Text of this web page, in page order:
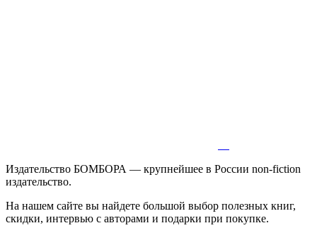
Издательство БОМБОРА — крупнейшее в России non-fiction
издательство.
На нашем сайте вы найдете большой выбор полезных книг,
скидки, интервью с авторами и подарки при покупке.